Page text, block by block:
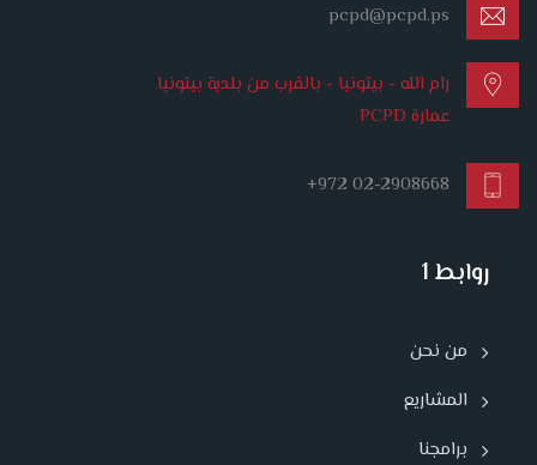
pcpd@pcpd.ps
رام الله - بيتونيا - بالقرب من بلدية بيتونيا
عمارة PCPD
+972 02-2908668
روابط 1
من نحن
المشاريع
برامجنا